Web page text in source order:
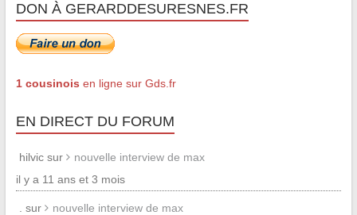
DON À GERARDDESURESNES.FR
1 cousinois en ligne sur Gds.fr
EN DIRECT DU FORUM
hilvic sur
nouvelle interview de max
il y a 11 ans et 3 mois
. sur
nouvelle interview de max